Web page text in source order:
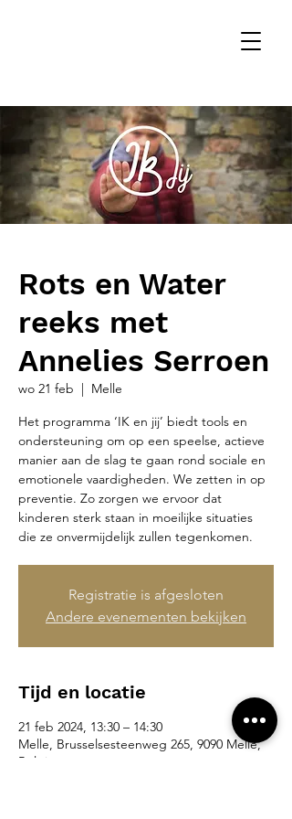
Rots en Water
reeks met
Annelies Serroen
wo 21 feb
  |
Melle
Het programma ‘IK en jij’ biedt tools en
ondersteuning om op een speelse, actieve
manier aan de slag te gaan rond sociale en
emotionele vaardigheden. We zetten in op
preventie. Zo zorgen we ervoor dat
kinderen sterk staan in moeilijke situaties
die ze onvermijdelijk zullen tegenkomen.
Registratie is afgesloten
Andere evenementen bekijken
Tijd en locatie
21 feb 2024, 13:30 – 14:30
Melle, Brusselsesteenweg 265, 9090 Melle,
België